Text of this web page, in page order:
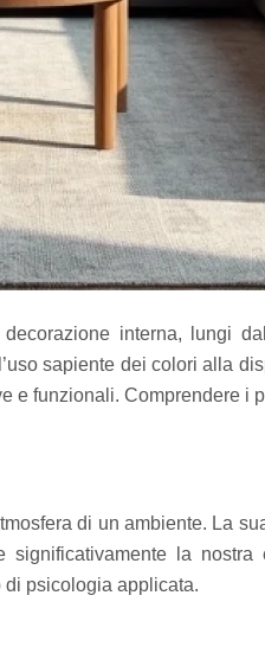
interna, lungi
sapiente dei colori alla
funzionali. Comprendere i
di un ambiente. La
la
di psicologia applicata.